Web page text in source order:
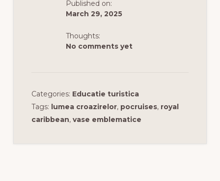
Published on:
March 29, 2025
Thoughts:
No comments yet
Categories: Educatie turistica
Tags: lumea croazirelor, pocruises, royal
caribbean, vase emblematice